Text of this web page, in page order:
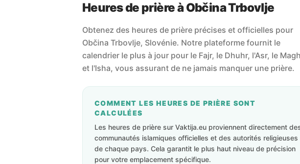
Heures de prière à Občina Trbovlje
Obtenez des heures de prière précises et officielles pour
Občina Trbovlje, Slovénie. Notre plateforme fournit le
calendrier le plus à jour pour le Fajr, le Dhuhr, l'Asr, le
et l'Isha, vous assurant de ne jamais manquer une prière.
COMMENT LES HEURES DE PRIÈRE SONT
CALCULÉES
Les heures de prière sur Vaktija.eu proviennent directement
communautés islamiques officielles et des autorités religieuses
de chaque pays. Cela garantit le plus haut niveau de précision
pour votre emplacement spécifique.